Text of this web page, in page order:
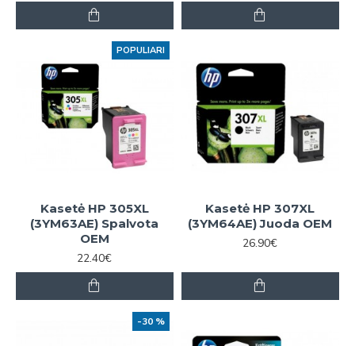
POPULIARI
Kasetė HP 305XL
(3YM63AE) Spalvota
OEM
22.40€
Kasetė HP 307XL
(3YM64AE) Juoda OEM
26.90€
-30 %